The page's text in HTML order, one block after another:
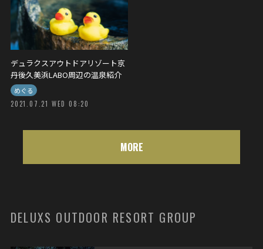
デュラクスアウトドアリゾート京
丹後久美浜LABO周辺の温泉紹介
めぐる
2021.07.21 WED 08:20
MORE
DELUXS OUTDOOR RESORT GROUP